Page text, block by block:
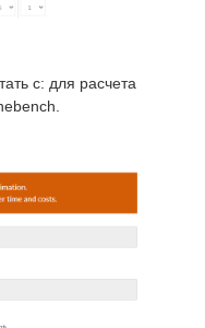
с: для расчета